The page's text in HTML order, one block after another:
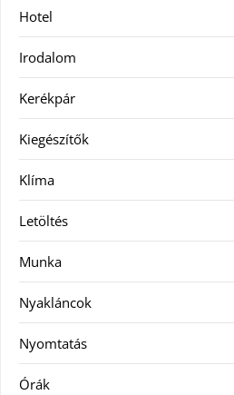
Hotel
Irodalom
Kerékpár
Kiegészítők
Klíma
Letöltés
Munka
Nyakláncok
Nyomtatás
Órák